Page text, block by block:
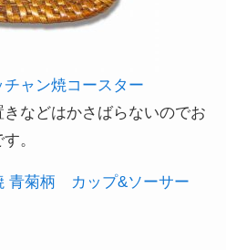
ャン焼コースター
などはかさばらないのでお
。
青菊柄 カップ&ソーサー